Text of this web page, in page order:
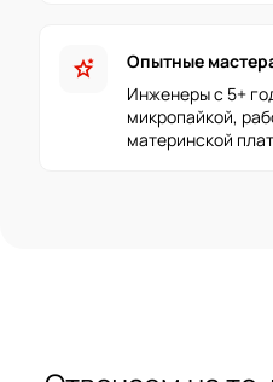
stars_2
Опытные
Инженеры с 5+
микропайкой,
материнской